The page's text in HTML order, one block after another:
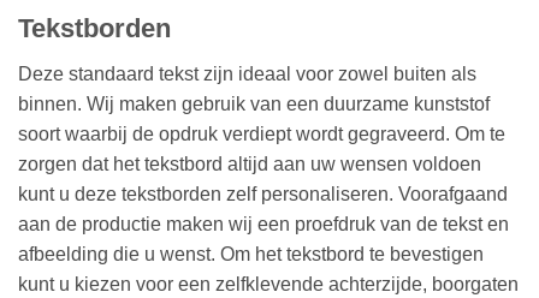
Tekstborden
Deze standaard tekst zijn ideaal voor zowel buiten als
binnen. Wij maken gebruik van een duurzame kunststof
soort waarbij de opdruk verdiept wordt gegraveerd. Om te
zorgen dat het tekstbord altijd aan uw wensen voldoen
kunt u deze tekstborden zelf personaliseren. Voorafgaand
aan de productie maken wij een proefdruk van de tekst en
afbeelding die u wenst. Om het tekstbord te bevestigen
kunt u kiezen voor een zelfklevende achterzijde, boorgaten